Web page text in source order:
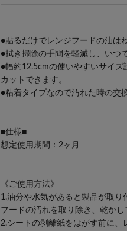
●貼るだけでレンジフードの油は
●拭き掃除の手間を軽減し、いつ
●幅約12.5cmの使いやすいサイ
カットできます。
●粘着タイプなので汚れた時の交
■仕様■
想定使用期間：2ヶ月
《ご使用方法》
1.油分や水気があると製品が取
フードの汚れを取り除き、乾かし
2.シートの剥離紙をはがす前に